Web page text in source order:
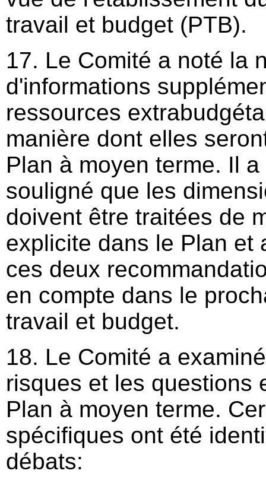
travail et budget (PTB).
17. Le Comité a noté la
d'informations
ressources
manière dont elles
Plan à moyen terme. Il
souligné que les
doivent être traitées de
explicite dans le Plan et
ces deux
en compte dans le
travail et budget.
18. Le Comité a
risques et les questions
Plan à moyen terme.
spécifiques ont été
débats: